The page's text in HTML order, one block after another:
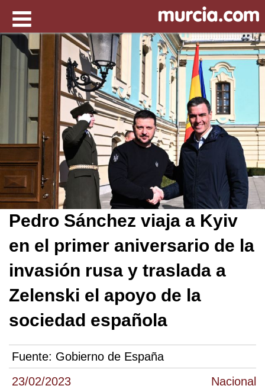
23/02/2023 Nacional
Pedro Sánchez viaja a Kyiv
en el primer aniversario de la
invasión rusa y traslada a
Zelenski el apoyo de la
sociedad española
Fuente: Gobierno de España